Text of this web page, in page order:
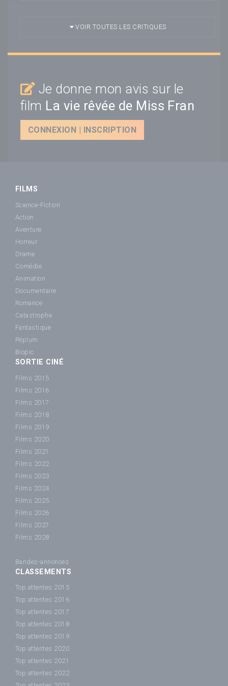
VOIR TOUTES LES CRITIQUES
Je donne mon avis sur le
film La vie rêvée de Miss Fran
CONNEXION | INSCRIPTION
FILMS
Science-Fiction
Action
Aventure
Horreur
Drame
Comédie
Animation
Documentaire
Romance
Catastrophe
Fantastique
Péplum
Biopic
SORTIE CINÉ
Films 2015
Films 2016
Films 2017
Films 2018
Films 2019
Films 2020
Films 2021
Films 2022
Films 2023
Films 2024
Films 2025
Films 2026
Films 2027
Films 2028
Bandes-annonces
CLASSEMENTS
Top attentes 2015
Top attentes 2016
Top attentes 2017
Top attentes 2018
Top attentes 2019
Top attentes 2020
Top attentes 2021
Top attentes 2022